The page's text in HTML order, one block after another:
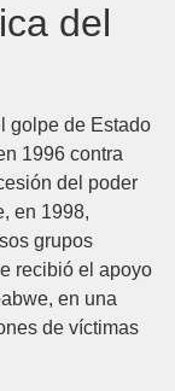
del
golpe de Estado
1996 contra
del poder
en 1998,
grupos
recibió el apoyo
en una
de víctimas